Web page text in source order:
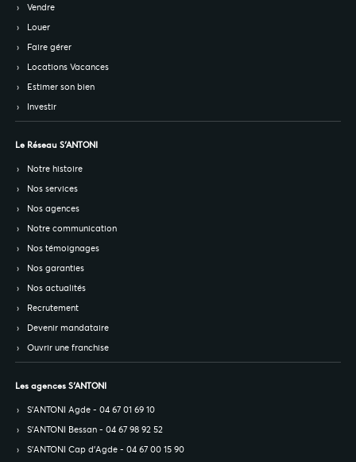
Vendre
Louer
Faire gérer
Locations Vacances
Estimer son bien
Investir
Le Réseau S’ANTONI
Notre histoire
Nos services
Nos agences
Notre communication
Nos témoignages
Nos garanties
Nos actualités
Recrutement
Devenir mandataire
Ouvrir une franchise
Les agences S’ANTONI
S’ANTONI Agde - 04 67 01 69 10
S’ANTONI Bessan - 04 67 98 92 52
S’ANTONI Cap d'Agde - 04 67 00 15 90